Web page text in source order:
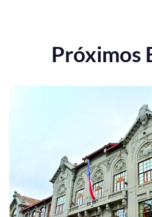
Próximos